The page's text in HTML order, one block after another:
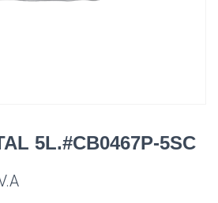
5L.#CB0467P-5SC